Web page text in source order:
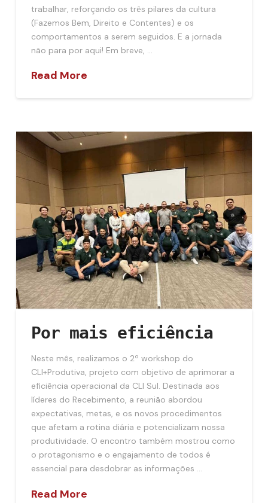
trabalhar, reforçando os três pilares da cultura
(Fazemos Bem, Direito e Contentes) e os
comportamentos a serem seguidos. E a jornada
não para por aqui! Em breve, …
Read More
Por mais eficiência
Neste mês, realizamos o 2º workshop do
CLI+Produtiva, projeto com objetivo de aprimorar a
eficiência operacional da CLI Sul. Destinada aos
líderes do Recebimento, a reunião abordou
expectativas, metas, e os novos procedimentos
que afetam a rotina diária e potencializam nossa
produtividade. O encontro também mostrou como
o protagonismo e o engajamento de todos é
essencial para desdobrar as informações …
Read More